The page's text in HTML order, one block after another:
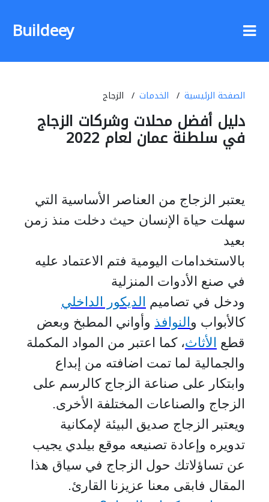
Buildeey
الصفحة الرئيسية الخدمات الزجاج
دليل أفضل محلات وشركات الزجاج
في سلطنة عمان لعام 2022
يعتبر الزجاج من العناصر الأساسية التي
سهلت حياة الإنسان حيث دخلت منذ زمن
بعيد
بالاستخدامات اليومية فتم الاعتماد عليه
في صنع الأدوات المنزلية
ودخل في تصاميم الديكور الداخلي
كالأبواب والنوافذ وأواني المطبخ وبعض
قطع الأثاث، كما اعتبر من المواد المكملة
والجمالية لما تمت اضافته من إبداع
وابتكار على صناعة الزجاج كالرسم على
الزجاج والصناعات المختلفة الأخرى.
ويعتبر الزجاج صديق البيئة لإمكانية
تدويره وإعادة تصنيعه موقع بيلدي يجيب
عن تساؤلاتك حول الزجاج في سياق هذا
المقال فابقى معنا عزيزنا القارئ.